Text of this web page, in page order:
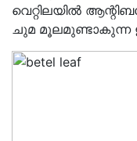
വെറ്റിലയിൽ
ചുമ